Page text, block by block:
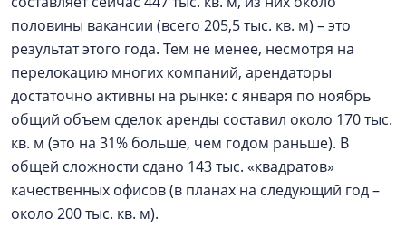
половины вакансии (всего 205,5 тыс. кв. м) – это
результат этого года. Тем не менее, несмотря на
перелокацию многих компаний, арендаторы
достаточно активны на рынке: с января по ноябрь
общий объем сделок аренды составил около 170 тыс.
кв. м (это на 31% больше, чем годом раньше). В
общей сложности сдано 143 тыс. «квадратов»
качественных офисов (в планах на следующий год –
около 200 тыс. кв. м).